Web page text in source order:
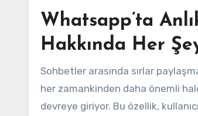
Whatsapp’ta
Hakkında Her
Sohbetler arasında sırlar
her zamankinden daha önemli
devreye giriyor. Bu özellik,